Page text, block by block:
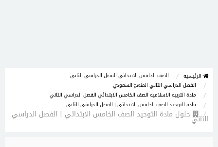
الرئيسية
الصف الخامس الابتدائي الفصل الدراسي الثاني
الفصل الدراسي الثاني المنهج السعودي
مادة التربية الاسلامية الصف الخامس الابتدائي الفصل الدراسي الثاني
مادة التوحيد الصف الخامس الابتدائي | الفصل الدراسي الثاني
حلول مادة التوحيد الصف الخامس الابتدائي | الفصل الدراسيالثاني